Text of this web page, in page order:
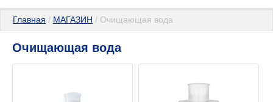
Главная / МАГАЗИН / Очищающая вода
Очищающая вода